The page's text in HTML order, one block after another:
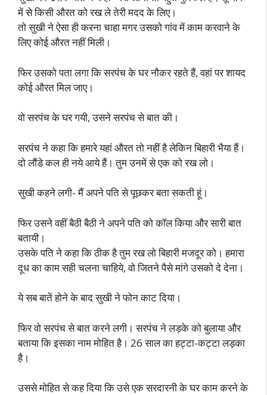
में से किसी औरत को रख ले तेरी मदद के लिए।
तो सुखी ने ऐसा ही करना चाहा मगर उसको गांव में काम करवाने के
लिए कोई औरत नहीं मिली।
फिर उसको पता लगा कि सरपंच के घर नौकर रहते हैं, वहां पर शायद
कोई औरत मिल जाए।
वो सरपंच के घर गयी, उसने सरपंच से बात की।
सरपंच ने कहा कि हमारे यहां औरत तो नहीं है लेकिन बिहारी भैया हैं।
दो लौंडे कल ही नये आये हैं। तुम उनमें से एक को रख लो।
सुखी कहने लगी- मैं अपने पति से पूछकर बता सकती हूं।
फिर उसने वहीं बैठी बैठी ने अपने पति को कॉल किया और सारी बात
बतायी।
उसके पति ने कहा कि ठीक है तुम रख लो बिहारी मजदूर को। हमारा
दूध का काम सही चलना चाहिये, वो जितने पैसे मांगे उसको दे देना।
ये सब बातें होने के बाद सुखी ने फोन काट दिया।
फिर वो सरपंच से बात करने लगी। सरपंच ने लड़के को बुलाया और
बताया कि इसका नाम मोहित है। 26 साल का हट्टा-कट्टा लड़का
है।
उससे मोहित से कह दिया कि उसे एक सरदारनी के घर काम करने के